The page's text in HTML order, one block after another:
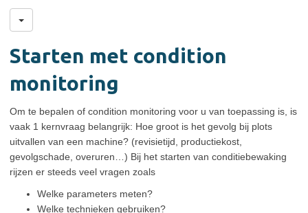
Starten met condition
monitoring
Om te bepalen of condition monitoring voor u van toepassing is, is
vaak 1 kernvraag belangrijk: Hoe groot is het gevolg bij plots
uitvallen van een machine? (revisietijd, productiekost,
gevolgschade, overuren…) Bij het starten van conditiebewaking
rijzen er steeds veel vragen zoals
Welke parameters meten?
Welke technieken gebruiken?